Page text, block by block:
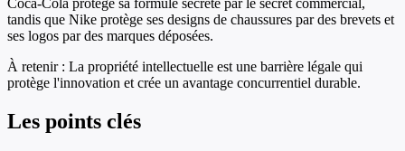
tandis que Nike protège ses designs de chaussures par des brevets et
ses logos par des marques déposées.
À retenir : La propriété intellectuelle est une barrière légale qui
protège l'innovation et crée un avantage concurrentiel durable.
Les points clés